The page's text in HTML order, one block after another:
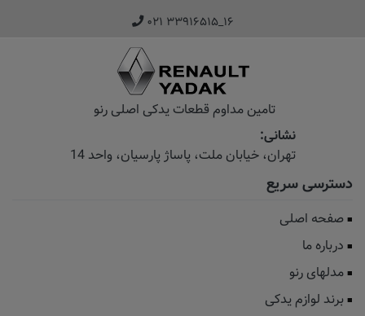
۰۲۱ ۳۳۹۱۶۵۱۵_۱۶
تامین مداوم قطعات یدکی اصلی رنو
نشانی:
تهران، خیابان‌ ملت، پاساژ‌ پارسیان، واحد 14
دسترسی سریع
صفحه اصلی
درباره ما
مدلهای رنو
برند لوازم یدکی